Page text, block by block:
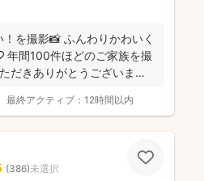
を撮影📸 ふんわりかわいく
年間100件ほどのご家族を撮
だきありがとうございま
最終アクティブ： 12時間以内
(386)未選択